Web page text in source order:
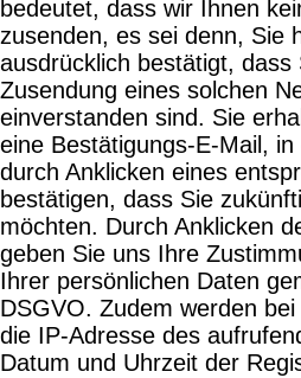
bedeutet, dass wir Ihnen
zusenden, es sei denn, Sie
ausdrücklich bestätigt, dass
Zusendung eines solchen
einverstanden sind. Sie
eine Bestätigungs-E-Mail,
durch Anklicken eines
bestätigen, dass Sie
möchten. Durch Anklicken
geben Sie uns Ihre
Ihrer persönlichen Daten
DSGVO. Zudem werden
die IP-Adresse des
Datum und Uhrzeit der